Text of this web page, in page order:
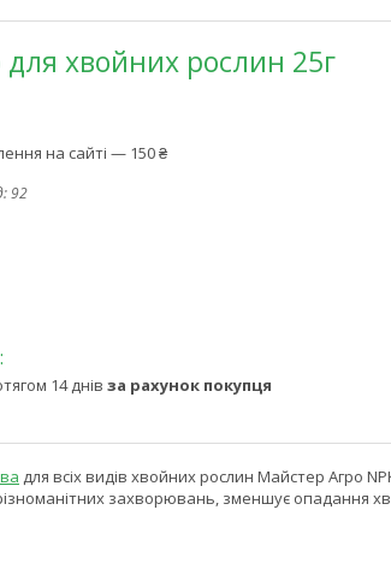
хвойних рослин 25г
на сайті — 150 ₴
92
14 днів за рахунок покупця
для всіх видів хвойних рослин Майстер Агро
захворювань, зменшує опадання